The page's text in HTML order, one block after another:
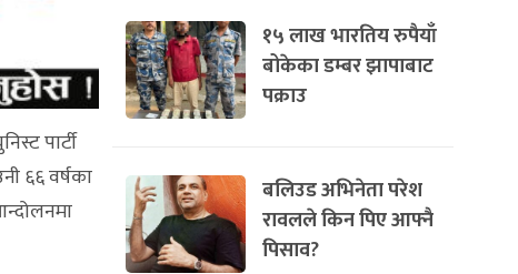
पार्टी
६६ वर्षका
१५ लाख भारतिय रुपैयाँ
बोकेका डम्बर झापाबाट
पक्राउ
बलिउड अभिनेता परेश
रावलले किन पिए आफ्नै
पिसाव?